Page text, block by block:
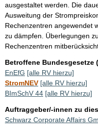
ausgestaltet werden. Die
Ausweitung der
Rechenzentren angewendet
zu dämpfen. Überlegungen
Rechenzentren
Betroffene Bundesgesetze
EnEfG [alle RV hierzu]
StromNEV [alle RV hierzu]
BImSchV 44 [alle RV hierzu]
Auftraggeber/-innen zu
Schwarz Corporate Affairs